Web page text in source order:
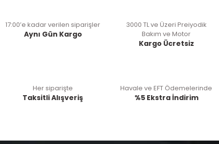
17:00’e kadar verilen siparişler
Aynı Gün Kargo
3000 TL ve Üzeri Preiyodik
Bakım ve Motor
Kargo Ücretsiz
Her siparişte
Taksitli Alışveriş
Havale ve EFT Ödemelerinde
%5 Ekstra İndirim